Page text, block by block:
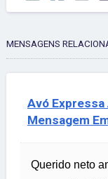
MENSAGENS
Avó
Mensagem
Querido neto